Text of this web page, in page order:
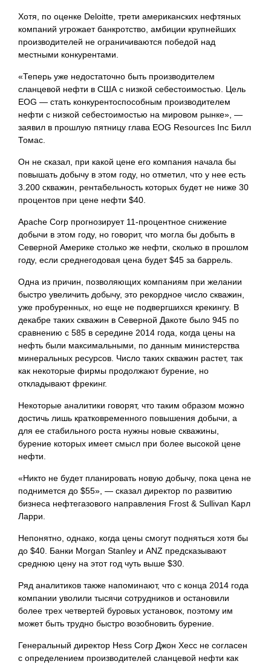
Хотя, по оценке Deloitte, трети американских нефтяных
компаний угрожает банкротство, амбиции крупнейших
производителей не ограничиваются победой над
местными конкурентами.
«Теперь уже недостаточно быть производителем
сланцевой нефти в США с низкой себестоимостью. Цель
EOG — стать конкурентоспособным производителем
нефти с низкой себестоимостью на мировом рынке», —
заявил в прошлую пятницу глава EOG Resources Inc Билл
Томас.
Он не сказал, при какой цене его компания начала бы
повышать добычу в этом году, но отметил, что у нее есть
3.200 скважин, рентабельность которых будет не ниже 30
процентов при цене нефти $40.
Apache Corp прогнозирует 11-процентное снижение
добычи в этом году, но говорит, что могла бы добыть в
Северной Америке столько же нефти, сколько в прошлом
году, если среднегодовая цена будет $45 за баррель.
Одна из причин, позволяющих компаниям при желании
быстро увеличить добычу, это рекордное число скважин,
уже пробуренных, но еще не подвергшихся крекингу. В
декабре таких скважин в Северной Дакоте было 945 по
сравнению с 585 в середине 2014 года, когда цены на
нефть были максимальными, по данным министерства
минеральных ресурсов. Число таких скважин растет, так
как некоторые фирмы продолжают бурение, но
откладывают фрекинг.
Некоторые аналитики говорят, что таким образом можно
достичь лишь кратковременного повышения добычи, а
для ее стабильного роста нужны новые скважины,
бурение которых имеет смысл при более высокой цене
нефти.
«Никто не будет планировать новую добычу, пока цена не
поднимется до $55», — сказал директор по развитию
бизнеса нефтегазового направления Frost & Sullivan Карл
Ларри.
Непонятно, однако, когда цены смогут подняться хотя бы
до $40. Банки Morgan Stanley и ANZ предсказывают
среднюю цену на этот год чуть выше $30.
Ряд аналитиков также напоминают, что с конца 2014 года
компании уволили тысячи сотрудников и остановили
более трех четвертей буровых установок, поэтому им
может быть трудно быстро возобновить бурение.
Генеральный директор Hess Corp Джон Хесс не согласен
с определением производителей сланцевой нефти как